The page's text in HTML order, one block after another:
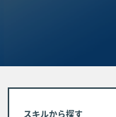
スキルから探す